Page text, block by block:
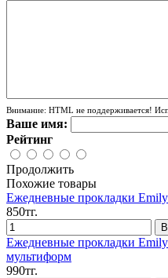
Внимание: HTML не поддерживается!
Ваше имя:
Рейтинг
Продолжить
Похожие товары
Ежедневные прокладки
850тг.
Ежедневные прокладки
мультиформ
990тг.